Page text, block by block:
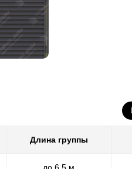
Длина группы